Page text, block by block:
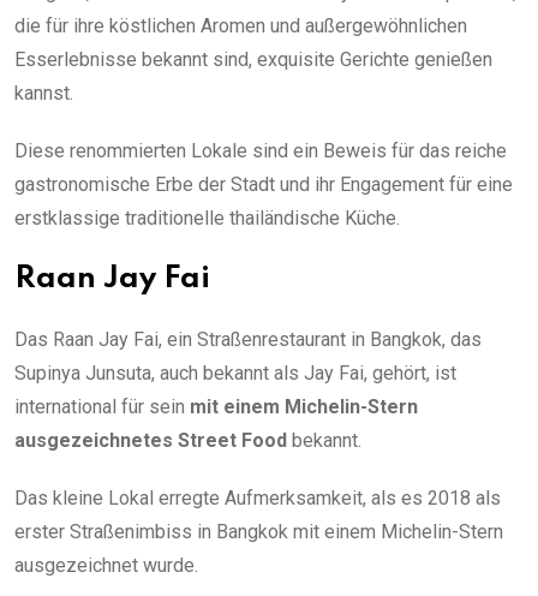
die für ihre köstlichen Aromen und außergewöhnlichen
Esserlebnisse bekannt sind, exquisite Gerichte genießen
kannst.
Diese renommierten Lokale sind ein Beweis für das reiche
gastronomische Erbe der Stadt und ihr Engagement für eine
erstklassige traditionelle thailändische Küche.
Raan Jay Fai
Das Raan Jay Fai, ein Straßenrestaurant in Bangkok, das
Supinya Junsuta, auch bekannt als Jay Fai, gehört, ist
international für sein mit einem Michelin-Stern
ausgezeichnetes Street Food bekannt.
Das kleine Lokal erregte Aufmerksamkeit, als es 2018 als
erster Straßenimbiss in Bangkok mit einem Michelin-Stern
ausgezeichnet wurde.